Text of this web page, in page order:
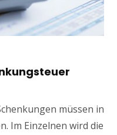
müssen in
Im Einzelnen wird die